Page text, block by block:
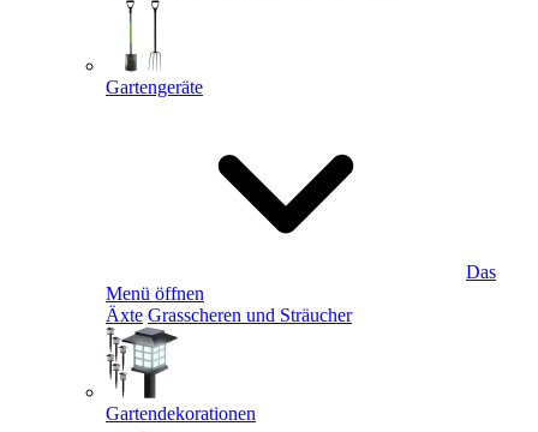
Gartengeräte
Das
Menü öffnen
Äxte Grasscheren und Sträucher
Gartendekorationen